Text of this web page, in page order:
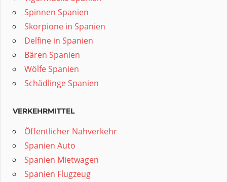
Spinnen Spanien
Skorpione in Spanien
Delfine in Spanien
Bären Spanien
Wölfe Spanien
Schädlinge Spanien
VERKEHRMITTEL
Öffentlicher Nahverkehr
Spanien Auto
Spanien Mietwagen
Spanien Flugzeug